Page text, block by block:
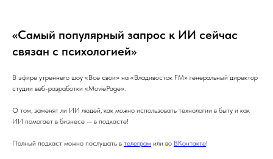
«Самый популярный запрос к ИИ сейчас
связан с психологией»
В эфире утреннего шоу «Все свои» на «Владивосток FM» генеральный директор
студии веб-разработки «MoviePage».
О том, заменят ли ИИ людей, как можно использовать технологии в быту и как
ИИ помогает в бизнесе — в подкасте!
Полный подкаст можно послушать в телеграм или во ВКонтакте!